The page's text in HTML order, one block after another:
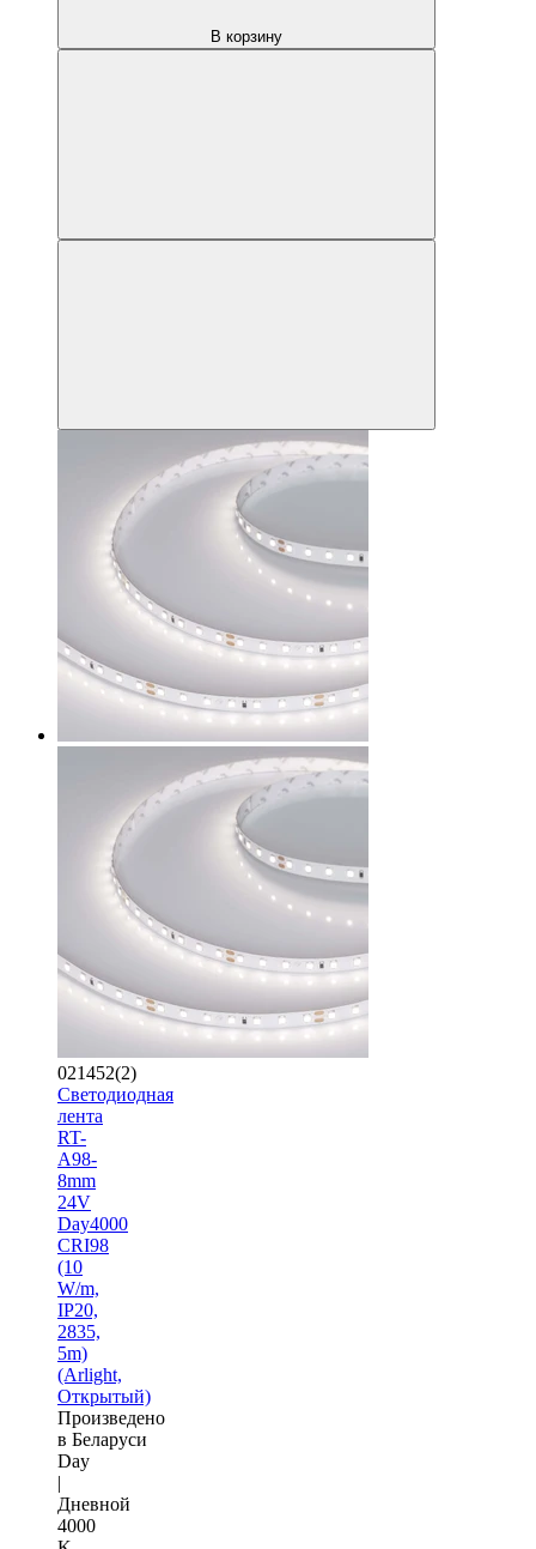
В корзину
021452(2)
Светодиодная
лента
RT-
A98-
8mm
24V
Day4000
CRI98
(10
W/m,
IP20,
2835,
5m)
(Arlight,
Открытый)
Произведено
в Беларуси
Day
|
Дневной
4000